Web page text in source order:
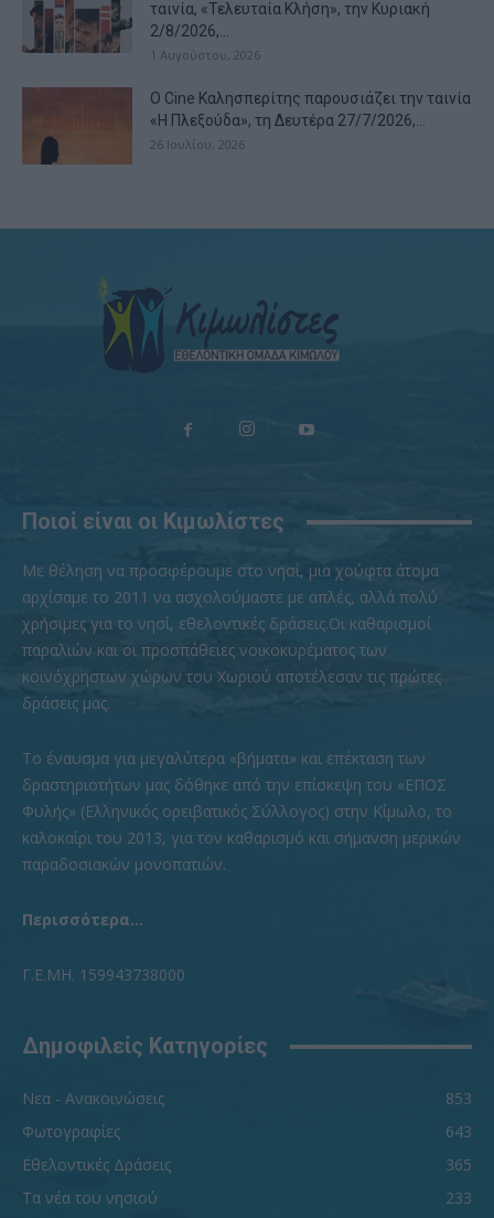
ταινία, «Τελευταία Κλήση», την Κυριακή
2/8/2026,...
1 Αυγούστου, 2026
Ο Cine Καλησπερίτης παρουσιάζει την ταινία
«Η Πλεξούδα», τη Δευτέρα 27/7/2026,...
26 Ιουλίου, 2026
Ποιοί είναι οι Κιμωλίστες
Με θέληση να προσφέρουμε στο νησί, μια χούφτα άτομα
αρχίσαμε το 2011 να ασχολούμαστε με απλές, αλλά πολύ
χρήσιμες για το νησί, εθελοντικές δράσεις.Οι καθαρισμοί
παραλιών και οι προσπάθειες νοικοκυρέματος των
κοινόχρηστων χώρων του Χωριού αποτέλεσαν τις πρώτες
δράσεις μας.
To έναυσμα για μεγαλύτερα «βήματα» και επέκταση των
δραστηριοτήτων μας δόθηκε από την επίσκεψη του «ΕΠΟΣ
Φυλής» (Ελληνικός ορειβατικός Σύλλογος) στην Κίμωλο, το
καλοκαίρι του 2013, για τον καθαρισμό και σήμανση μερικών
παραδοσιακών μονοπατιών.
Περισσότερα...
Γ.Ε.ΜΗ. 159943738000
Δημοφιλείς Κατηγορίες
Νεα - Ανακοινώσεις
853
Φωτογραφίες
643
Εθελοντικές Δράσεις
365
Τα νέα του νησιού
233